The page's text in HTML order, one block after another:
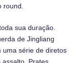
sua duração.
de Jingliang
uma série de diretos
Prates